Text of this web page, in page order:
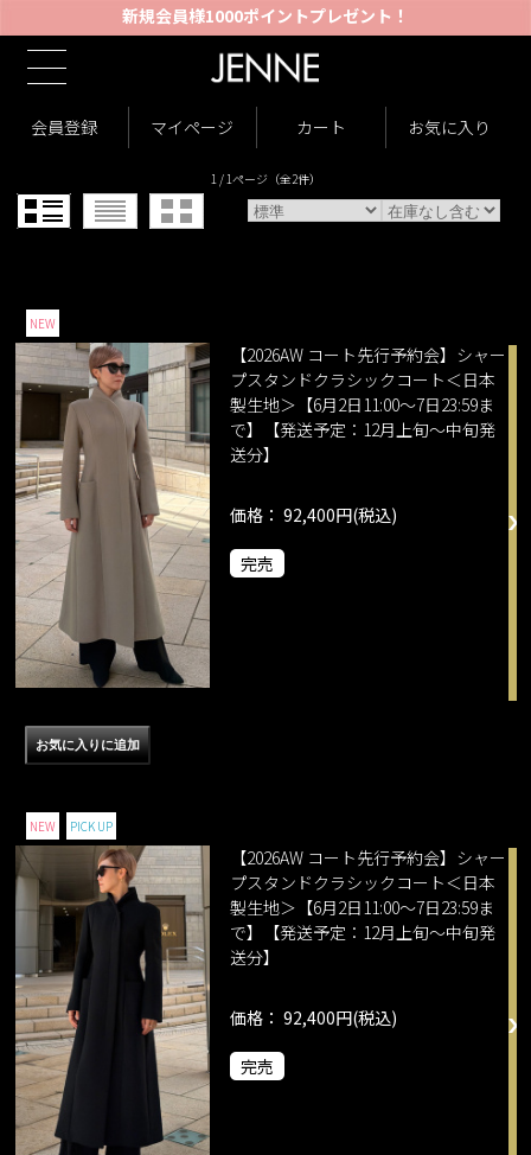
新規会員様1000ポイントプレゼント！
会員登録 マイページ カート お気に入り
TOP 2026AW コート先行予約会
1 / 1ページ（全2件）
NEW
【2026AW コート先行予約会】シャー
プスタンドクラシックコート＜日本
製生地＞【6月2日11:00～7日23:59ま
で】【発送予定：12月上旬～中旬発
送分】
価格： 92,400円(税込)
完売
NEW PICK UP
【2026AW コート先行予約会】シャー
プスタンドクラシックコート＜日本
製生地＞【6月2日11:00～7日23:59ま
で】【発送予定：12月上旬～中旬発
送分】
価格： 92,400円(税込)
完売